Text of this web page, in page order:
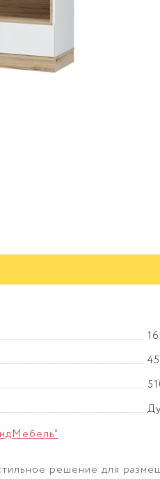
решение для